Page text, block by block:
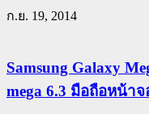
ก.ย. 19, 2014
Samsung Galaxy
mega 6.3 มือถือหน้า